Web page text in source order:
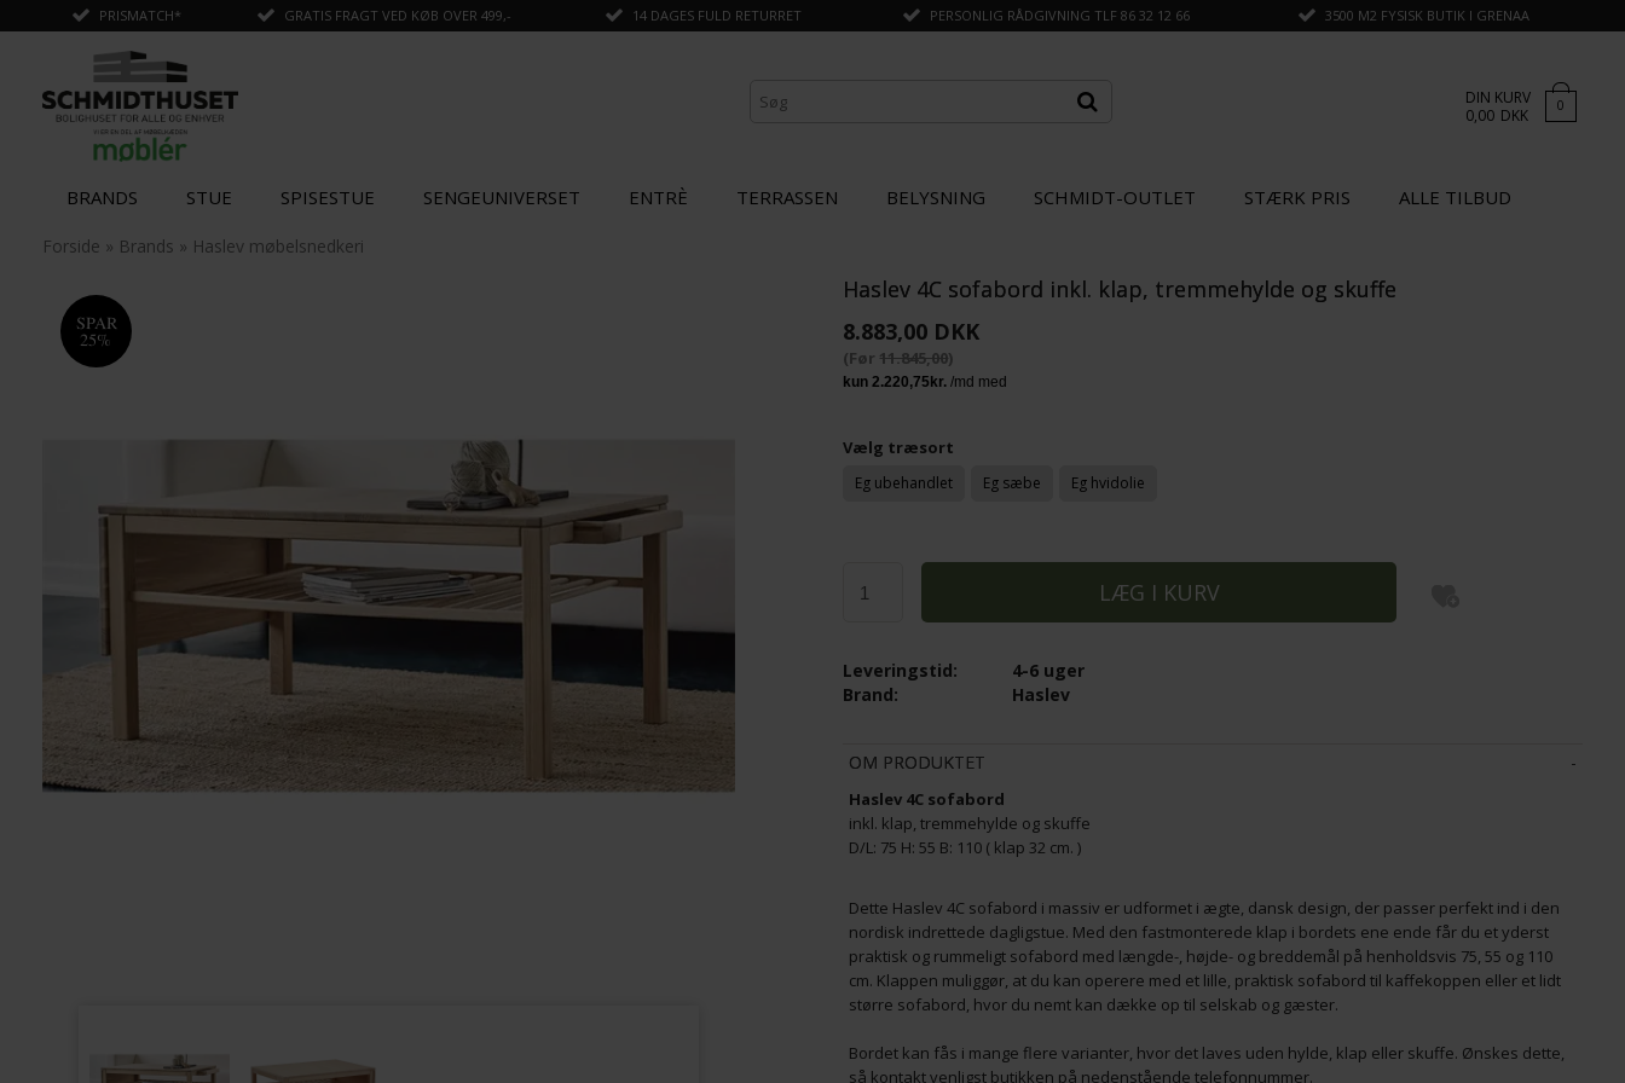
PRISMATCH* GRATIS FRAGT VED KØB OVER 499,- 14 DAGES FULD RETURRET PERSONLIG RÅDGIVNING TLF 86 32 12 66 3500 M2 FYSISK BUTIK I GRENAA
DIN KURV
0,00 DKK 0
BRANDS STUE SPISESTUE SENGEUNIVERSET ENTRÈ TERRASSEN BELYSNING SCHMIDT-OUTLET STÆRK PRIS ALLE TILBUD
✓Tilføjet til kurv
ANDRE KØBTE OGSÅ
SILHUET - REOL MODUL 22 - FLERE FARVER - MÅL:
71 X 178 X 16 CM. - STÆRK PRIS
HAY - COLOUR RACK, S-SHAPE. BLACK
SPAR
4.684,00
3.513,00 DKK
Forside » Brands » Haslev møbelsnedkeri
SPAR
25%
Haslev 4C sofabord inkl. klap, tremmehylde og skuffe
8.883,00 DKK
(Før 11.845,00)
Vælg træsort
Eg ubehandlet Eg sæbe Eg hvidolie
4-6 uger
Leveringstid:
Haslev
Brand:
OM PRODUKTET
Haslev 4C sofabord
inkl. klap, tremmehylde og skuffe
D/L: 75 H: 55 B: 110 ( klap 32 cm. )
Dette Haslev 4C sofabord i massiv er udformet i ægte, dansk design, der passer perfekt ind i den
nordisk indrettede dagligstue. Med den fastmonterede klap i bordets ene ende får du et yderst
praktisk og rummeligt sofabord med længde-, højde- og breddemål på henholdsvis 75, 55 og 110
cm. Klappen muliggør, at du kan operere med et lille, praktisk sofabord til kaffekoppen eller et lidt
større sofabord, hvor du nemt kan dække op til selskab og gæster.
Bordet kan fås i mange flere varianter, hvor det laves uden hylde, klap eller skuffe. Ønskes dette,
så kontakt venligst butikken på nedenstående telefonnummer.